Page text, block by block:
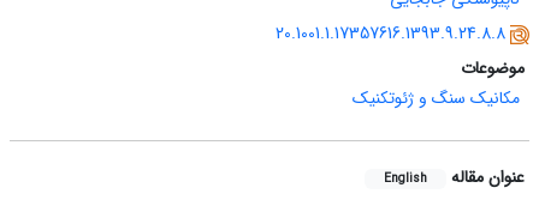
20.1001.1.17357616.1393.9.24.8.8
موضوعات
مکانیک سنگ و ژئوتکنیک
عنوان مقاله English